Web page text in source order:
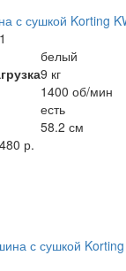
с сушкой Korting
белый
9 кг
1400 об/мин
есть
58.2 см
р.